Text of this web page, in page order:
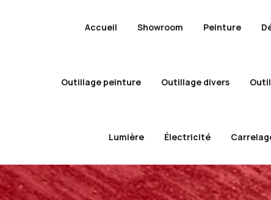
Accueil Showroom Peinture
Outillage peinture Outillage divers
Lumière Électricité